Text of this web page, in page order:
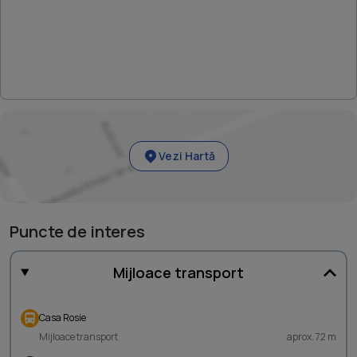
Vezi Hartă
Puncte de interes
Mijloace transport
Casa Rosie
Mijloace transport
aprox. 72 m